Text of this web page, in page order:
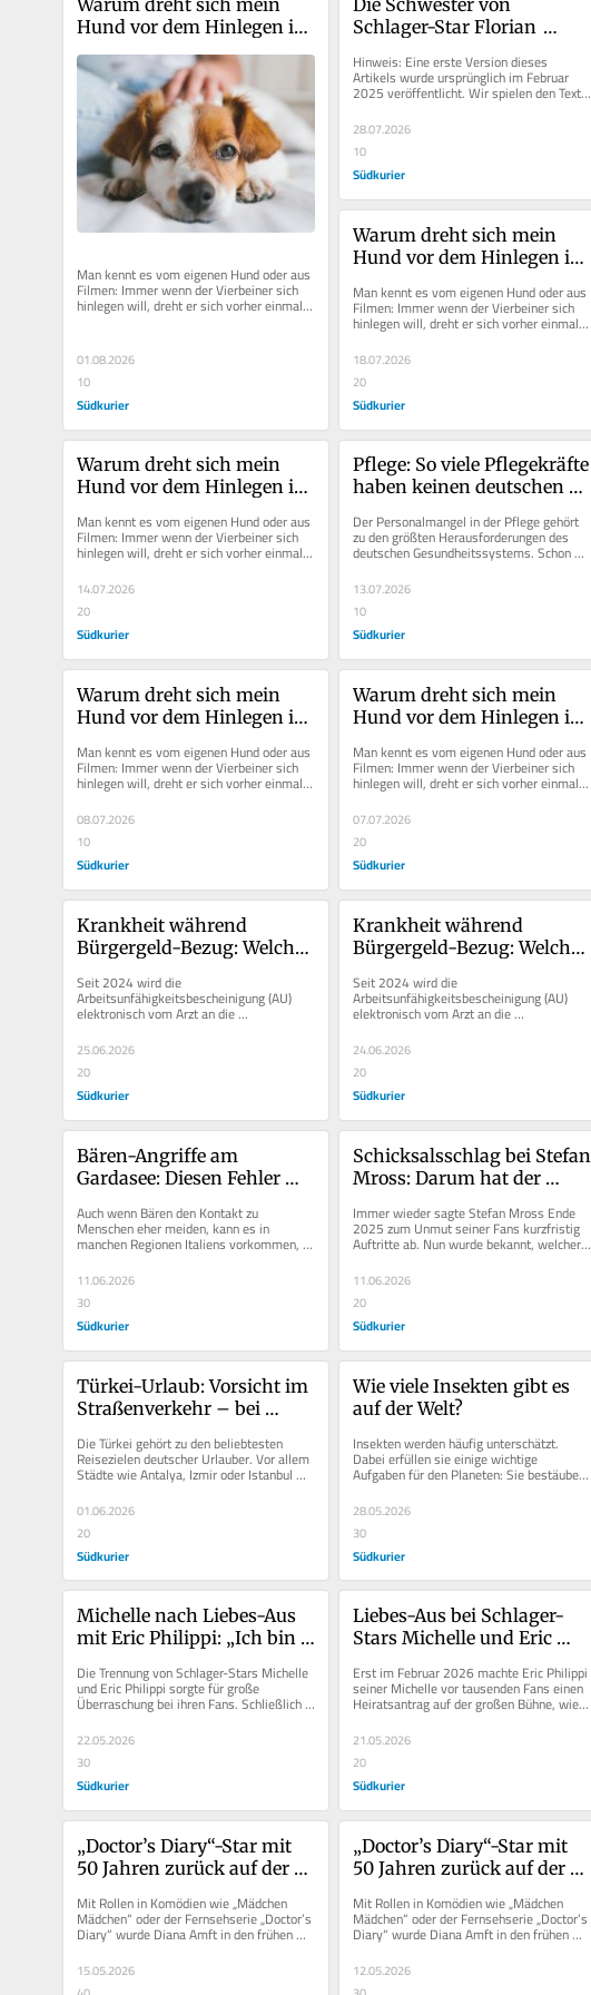
Hund vor dem Hinlegen im
könnten dahinterstecken
Man kennt es vom eigenen Hund oder aus
Filmen: Immer wenn der Vierbeiner sich
hinlegen will, dreht er sich vorher einmal
im Kreis, scharrt vielleicht...
01.08.2026
10
Südkurier
Schlager-Star Florian
aufregendes Hobby
Hinweis: Eine erste Version dieses
Artikels wurde ursprünglich im Februar
2025 veröffentlicht. Wir spielen den Text
wegen hoher Nachfrage aktuell...
28.07.2026
10
Südkurier
Warum dreht sich mein
Hund vor dem Hinlegen im
könnten dahinterstecken
Man kennt es vom eigenen Hund oder aus
Filmen: Immer wenn der Vierbeiner sich
hinlegen will, dreht er sich vorher einmal
im Kreis, scharrt vielleicht...
18.07.2026
20
Südkurier
Warum dreht sich mein
Hund vor dem Hinlegen im
könnten dahinterstecken
Man kennt es vom eigenen Hund oder aus
Filmen: Immer wenn der Vierbeiner sich
hinlegen will, dreht er sich vorher einmal
im Kreis, scharrt vielleicht...
14.07.2026
20
Südkurier
Pflege: So viele Pflegekräfte
haben keinen deutschen
Der Personalmangel in der Pflege gehört
zu den größten Herausforderungen des
deutschen Gesundheitssystems. Schon
13.07.2026
10
Südkurier
Warum dreht sich mein
Hund vor dem Hinlegen im
könnten dahinterstecken
Man kennt es vom eigenen Hund oder aus
Filmen: Immer wenn der Vierbeiner sich
hinlegen will, dreht er sich vorher einmal
im Kreis, scharrt vielleicht...
08.07.2026
10
Südkurier
Warum dreht sich mein
Hund vor dem Hinlegen im
könnten dahinterstecken
Man kennt es vom eigenen Hund oder aus
Filmen: Immer wenn der Vierbeiner sich
hinlegen will, dreht er sich vorher einmal
im Kreis, scharrt vielleicht...
07.07.2026
20
Südkurier
Krankheit während
Bürgergeld-Bezug: Welche
Empfänger – und welche
Rechte Jobcenter?
Seit 2024 wird die
Arbeitsunfähigkeitsbescheinigung (AU)
elektronisch vom Arzt an die
können sie digital...
25.06.2026
20
Südkurier
Krankheit während
Bürgergeld-Bezug: Welche
Empfänger – und welche
Rechte Jobcenter?
Seit 2024 wird die
Arbeitsunfähigkeitsbescheinigung (AU)
elektronisch vom Arzt an die
können sie digital...
24.06.2026
20
Südkurier
Bären-Angriffe am
Gardasee: Diesen Fehler
Auch wenn Bären den Kontakt zu
Menschen eher meiden, kann es in
manchen Regionen Italiens vorkommen,
dass man beim Wandern auf einen Bären
trifft....
11.06.2026
30
Südkurier
Schicksalsschlag bei Stefan
Mross: Darum hat der
oft kurzfristig abgesagt
Immer wieder sagte Stefan Mross Ende
2025 zum Unmut seiner Fans kurzfristig
Auftritte ab. Nun wurde bekannt, welcher
11.06.2026
20
Südkurier
Türkei-Urlaub: Vorsicht im
Straßenverkehr – bei
Bußgeld
Die Türkei gehört zu den beliebtesten
Reisezielen deutscher Urlauber. Vor allem
Städte wie Antalya, Izmir oder Istanbul
ziehen jedes Jahr Millionen...
01.06.2026
20
Südkurier
Wie viele Insekten gibt es
auf der Welt?
Insekten werden häufig unterschätzt.
Dabei erfüllen sie einige wichtige
Aufgaben für den Planeten: Sie bestäuben
Pflanzen, zersetzen organisches...
28.05.2026
30
Südkurier
Michelle nach Liebes-Aus
mit Eric Philippi: „Ich bin
gegangen“
Die Trennung von Schlager-Stars Michelle
und Eric Philippi sorgte für große
Überraschung bei ihren Fans. Schließlich
hatte sich das Paar erst zu...
22.05.2026
30
Südkurier
Liebes-Aus bei Schlager-
Stars Michelle und Eric
überhaupt nicht gut“
Erst im Februar 2026 machte Eric Philippi
seiner Michelle vor tausenden Fans einen
Heiratsantrag auf der großen Bühne, wie
unter anderem das...
21.05.2026
20
Südkurier
„Doctor’s Diary“-Star mit
50 Jahren zurück auf der
Mit Rollen in Komödien wie „Mädchen
Mädchen“ oder der Fernsehserie „Doctor’s
Diary“ wurde Diana Amft in den frühen
2000er Jahren zu...
15.05.2026
„Doctor’s Diary“-Star mit
50 Jahren zurück auf der
Mit Rollen in Komödien wie „Mädchen
Mädchen“ oder der Fernsehserie „Doctor’s
Diary“ wurde Diana Amft in den frühen
2000er Jahren zu...
12.05.2026